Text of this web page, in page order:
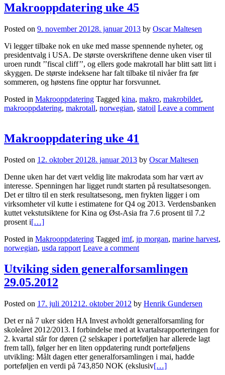
Makrooppdatering uke 45
Posted on 9. november 20128. januar 2013 by Oscar Maltesen
Vi legger tilbake nok en uke med masse spennende nyheter, og
presidentvalg i USA. De største overskriftene denne uken viser til
uroen rundt ’’fiscal cliff’’, og ellers gode makrotall har blitt satt litt i
skyggen. De største indeksene har falt tilbake til nivåer fra før
sommeren, og høstens fine opptur har forsvunnet.
Posted in Makrooppdatering Tagged kina, makro, makrobildet,
makrooppdatering, makrotall, norwegian, statoil Leave a comment
Makrooppdatering uke 41
Posted on 12. oktober 20128. januar 2013 by Oscar Maltesen
Denne uken har det vært veldig lite makrodata som har vært av
interesse. Spenningen har ligget rundt starten på resultatsesongen.
Det er tiltro til en sterk resultatsesong, men frykten ligger i om
virksomheter vil kutte i estimatene for Q4 og 2013. Verdensbanken
kuttet vekstutsiktene for Kina og Øst-Asia fra 7.6 prosent til 7.2
prosent i[…]
Posted in Makrooppdatering Tagged imf, jp morgan, marine harvest,
norwegian, usda rapport Leave a comment
Utviking siden generalforsamlingen
29.05.2012
Posted on 17. juli 201212. oktober 2012 by Henrik Gundersen
Det er nå 7 uker siden HA Invest avholdt generalforsamling for
skoleåret 2012/2013. I forbindelse med at kvartalsrapporteringen for
2. kvartal står for døren (2 selskaper i porteføljen har allerede lagt
frem tall), følger her en liten oppdatering rundt porteføljens
utvikling: Målt dagen etter generalforsamlingen i mai, hadde
porteføljen en verdi på 743,850 NOK (ekslusiv[…]